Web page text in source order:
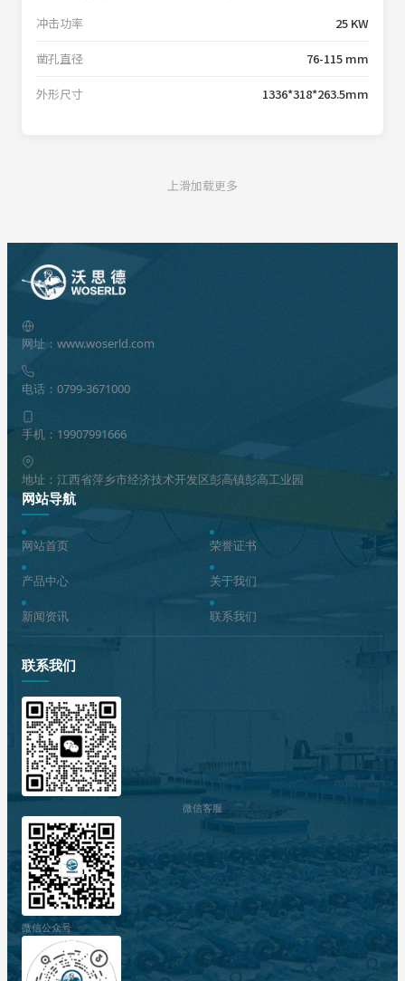
施工中进行的凿岩作业。
冲击功率 25 KW
凿孔直径 76-115 mm
外形尺寸 1336*318*263.5mm
上滑加载更多
网址：www.woserld.com
电话：0799-3671000
手机：19907991666
地址：江西省萍乡市经济技术开发区彭高镇彭高工业园
网站导航
网站首页
产品中心
新闻资讯
荣誉证书
关于我们
联系我们
联系我们
微信客服
微信公众号